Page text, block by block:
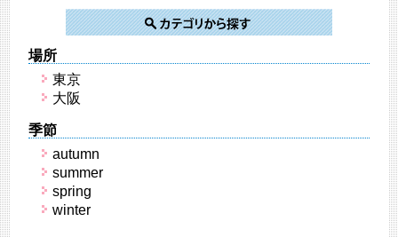
場所
東京
大阪
季節
autumn
summer
spring
winter